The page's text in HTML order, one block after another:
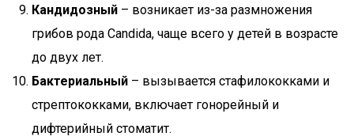
Кандидозный – возникает из-за размножения
грибов рода Candida, чаще всего у детей в возрасте
до двух лет.
Бактериальный – вызывается стафилококками и
стрептококками, включает гонорейный и
дифтерийный стоматит.